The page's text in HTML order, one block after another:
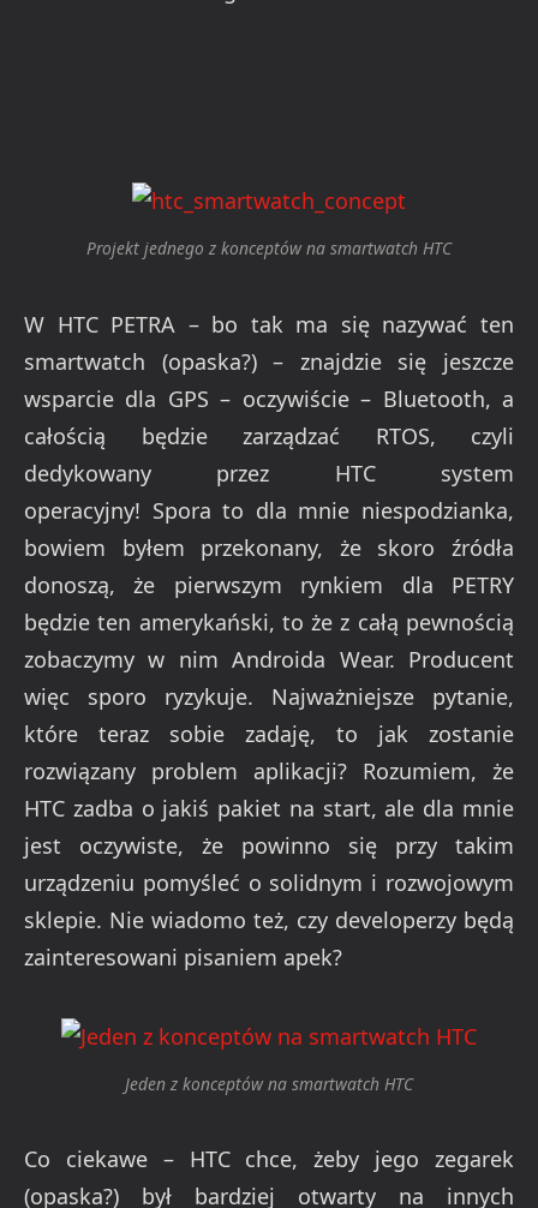
Projekt jednego z konceptów na smartwatch HTC
W HTC PETRA – bo tak ma się nazywać ten
smartwatch (opaska?) – znajdzie się jeszcze
wsparcie dla GPS – oczywiście – Bluetooth, a
całością będzie zarządzać RTOS, czyli
dedykowany przez HTC system
operacyjny! Spora to dla mnie niespodzianka,
bowiem byłem przekonany, że skoro źródła
donoszą, że pierwszym rynkiem dla PETRY
będzie ten amerykański, to że z całą pewnością
zobaczymy w nim Androida Wear. Producent
więc sporo ryzykuje. Najważniejsze pytanie,
które teraz sobie zadaję, to jak zostanie
rozwiązany problem aplikacji? Rozumiem, że
HTC zadba o jakiś pakiet na start, ale dla mnie
jest oczywiste, że powinno się przy takim
urządzeniu pomyśleć o solidnym i rozwojowym
sklepie. Nie wiadomo też, czy developerzy będą
zainteresowani pisaniem apek?
Jeden z konceptów na smartwatch HTC
Co ciekawe – HTC chce, żeby jego zegarek
(opaska?) był bardziej otwarty na innych